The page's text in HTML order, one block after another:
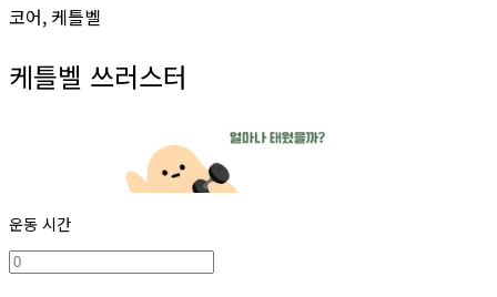
코어, 케틀벨
케틀벨 쓰러스터
운동 시간